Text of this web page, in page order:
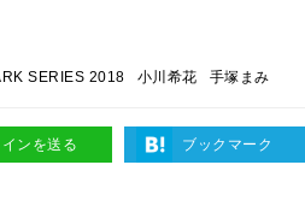
SERIES 2018 小川希花 手塚まみ
インを送る ブックマーク